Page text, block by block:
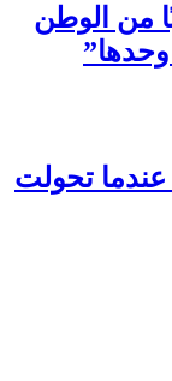
من الوطن
وحدها”
تحولت